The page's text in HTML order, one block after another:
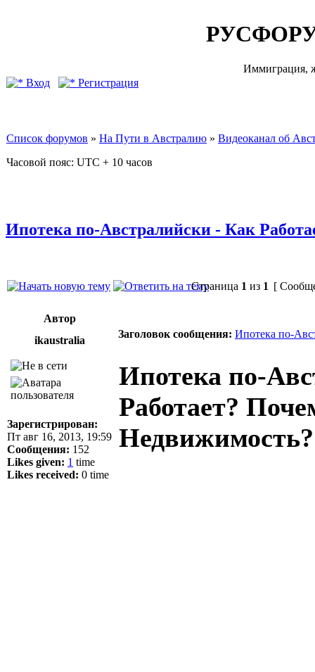
Иммиграция,
Вход
Регистрация
Список форумов » На Пути в Австралию » Видеоканал об
Часовой пояс: UTC + 10 часов
Ипотека по-Австралийски - Как
Страница 1 из 1 [
Автор
ikaustralia
Заголовок сообщения: Ипотека по-
Зарегистрирован:
Пт авг 16, 2013, 19:59
Сообщения: 152
Likes given: 1 time
Likes received: 0 time
Ипотека по-
Работает?
Недвижимость?